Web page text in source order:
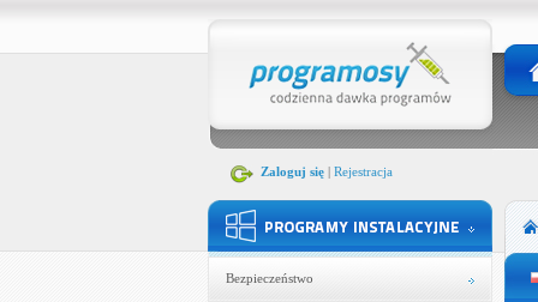
Zaloguj się| Rejestracja
Bezpieczeństwo